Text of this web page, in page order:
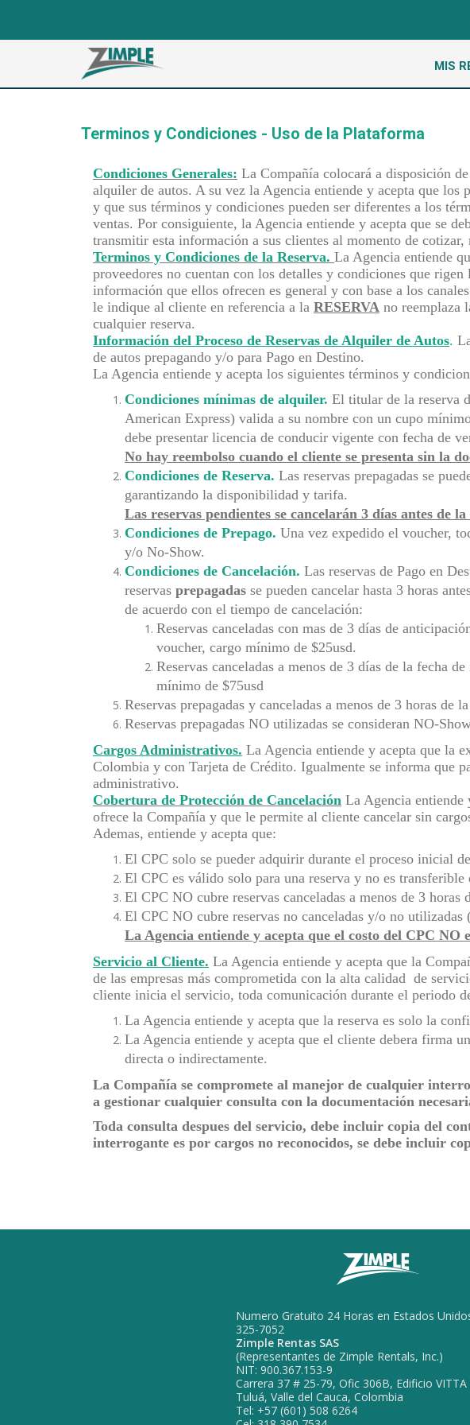
MIS
Terminos y Condiciones - Uso de la Plataforma
Condiciones Generales: La Compañía colocará a disposición
alquiler de autos. A su vez la Agencia entiende y acepta que
y que sus términos y condiciones pueden ser diferentes a los
ventas. Por consiguiente, la Agencia entiende y acepta que se
transmitir esta información a sus clientes al momento de
Terminos y Condiciones de la Reserva. La Agencia entiende
proveedores no cuentan con los detalles y condiciones que
información que ellos ofrecen es general y con base a los
le indique al cliente en referencia a la RESERVA no reemplaza
cualquier reserva.
Información del Proceso de Reservas de Alquiler de Autos.
de autos prepagando y/o para Pago en Destino.
La Agencia entiende y acepta los siguientes términos y
Condiciones mínimas de alquiler. El titular de la reserva
American Express) valida a su nombre con un cupo
debe presentar licencia de conducir vigente con fecha de
No hay reembolso cuando el cliente se presenta sin la
Condiciones de Reserva. Las reservas prepagadas se
garantizando la disponibilidad y tarifa.
Las reservas pendientes se cancelarán 3 días antes de
Condiciones de Prepago. Una vez expedido el voucher,
y/o No-Show.
Condiciones de Cancelación. Las reservas de Pago en
reservas prepagadas se pueden cancelar hasta 3 horas
de acuerdo con el tiempo de cancelación:
Reservas canceladas con mas de 3 días de
voucher, cargo mínimo de $25usd.
Reservas canceladas a menos de 3 días de la fecha
mínimo de $75usd
Reservas prepagadas y canceladas a menos de 3 horas
Reservas prepagadas NO utilizadas se consideran NO-
Cargos Administrativos. La Agencia entiende y acepta que la
Colombia y con Tarjeta de Crédito. Igualmente se informa que
administrativo.
Cobertura de Protección de Cancelación La Agencia entiende
ofrece la Compañía y que le permite al cliente cancelar sin
Ademas, entiende y acepta que:
El CPC solo se pueder adquirir durante el proceso inicial
El CPC es válido solo para una reserva y no es transferible
El CPC NO cubre reservas canceladas a menos de 3
El CPC NO cubre reservas no canceladas y/o no utilizadas
La Agencia entiende y acepta que el costo del CPC NO
Servicio al Cliente. La Agencia entiende y acepta que la
de las empresas más comprometida con la alta calidad de
cliente inicia el servicio, toda comunicación durante el periodo
La Agencia entiende y acepta que la reserva es solo la
La Agencia entiende y acepta que el cliente debera firma
directa o indirectamente.
La Compañía se compromete al manejor de cualquier
a gestionar cualquier consulta con la documentación
Toda consulta despues del servicio, debe incluir copia del
interrogante es por cargos no reconocidos, se debe incluir
Numero Gratuito 24 Horas en Estados
325-7052
Zimple Rentas SAS
(Representantes de Zimple Rentals, Inc.)
NIT: 900.367.153-9
Carrera 37 # 25-79, Ofic 306B, Edificio VITTA
Tuluá, Valle del Cauca, Colombia
Tel: +57 (601) 508 6264